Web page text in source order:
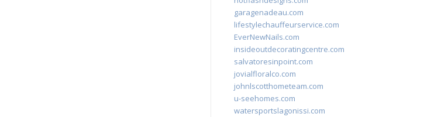
garagenadeau.com
lifestylechauffeurservice.com
EverNewNails.com
insideoutdecoratingcentre.com
salvatoresinpoint.com
jovialfloralco.com
johnlscotthometeam.com
u-seehomes.com
watersportslagonissi.com